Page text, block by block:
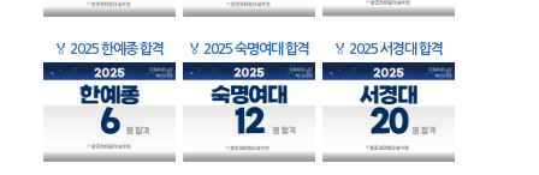
🏅 2025 한예종 합격 🏅 2025 숙명여대 합격 🏅 2025 서경대 합격